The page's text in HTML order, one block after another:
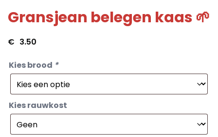
Gransjean belegen kaas 🌱
€ 3.50
Kies brood *
Kies rauwkost